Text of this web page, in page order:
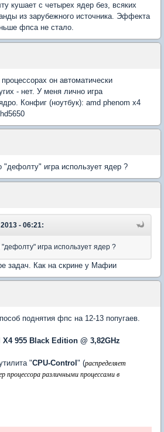
кушает с четырех ядер без, всяких
из зарубежного источника. Эффекта
фпса не стало.
он автоматически
- нет. У меня лично игра
Конфиг (ноутбук): amd phenom x4
"дефолту" игра использует ядер ?
- 06:21:
"дефолту" игра использует ядер ?
задач. Как на скрине у Мафии
поднятия фпс на 12-13 попугаев.
X4 955 Black Edition @ 3,82GHz
"CPU-Control " (распределяет
процессора различными процессами в